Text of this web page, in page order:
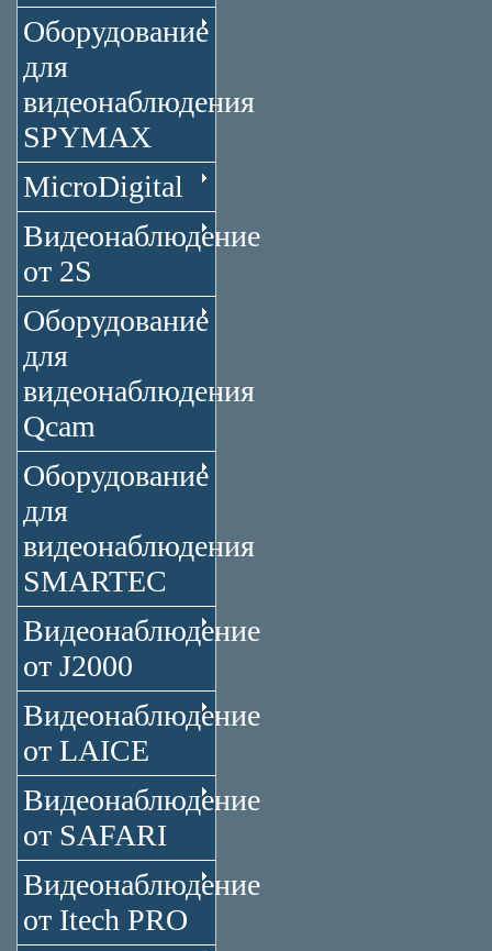
Оборудование
для
видеонаблюдения
SPYMAX
MicroDigital
Видеонаблюдение
от 2S
Оборудование
для
видеонаблюдения
Qcam
Оборудование
для
видеонаблюдения
SMARTEC
Видеонаблюдение
от J2000
Видеонаблюдение
от LAICE
Видеонаблюдение
от SAFARI
Видеонаблюдение
от Itech PRO